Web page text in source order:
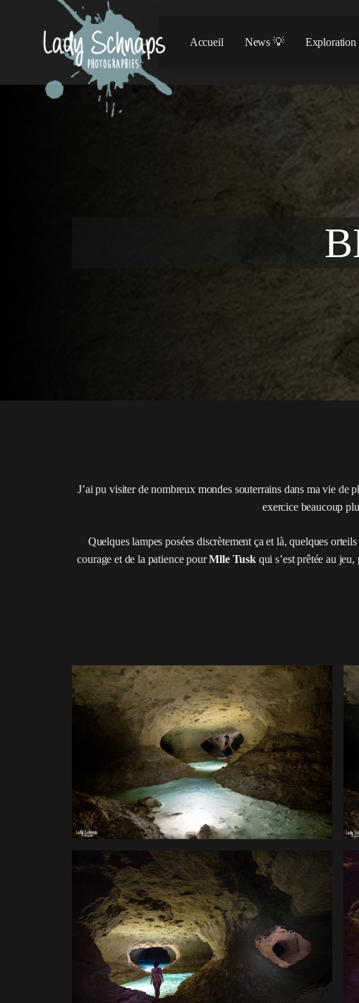
Accueil News 💡 Exploration
J’ai pu visiter de nombreux mondes souterrains dans ma vie de
exercice beaucoup
Quelques lampes posées discrètement ça et là, quelques
courage et de la patience pourMlle Tuskqui s’est prêtée au